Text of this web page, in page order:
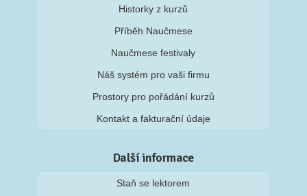
Historky z kurzů
Příběh Naučmese
Naučmese festivaly
Náš systém pro vaši firmu
Prostory pro pořádání kurzů
Kontakt a fakturační údaje
Další informace
Staň se lektorem